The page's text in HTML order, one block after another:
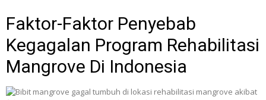
Faktor-Faktor Penyebab
Kegagalan Program Rehabilitasi
Mangrove Di Indonesia